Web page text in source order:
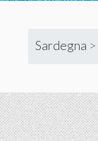
Sardegna >